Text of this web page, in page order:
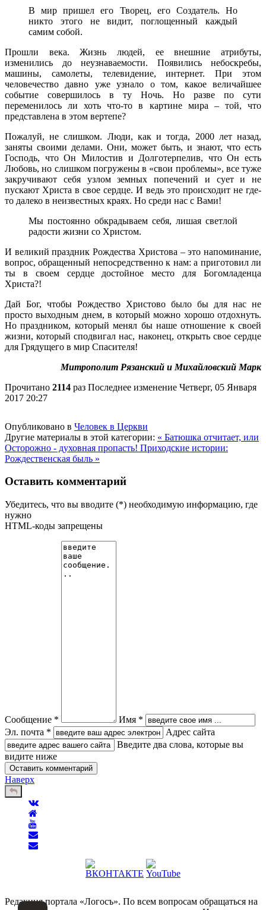
В мир пришел его Творец, его Создатель. Но
никто этого не видит, поглощенный каждый
самим собой.
Прошли века. Жизнь людей, ее внешние атрибуты,
изменились до неузнаваемости. Появились небоскребы,
машины, самолеты, телевидение, интернет. При этом
человечество давно уже узнало о том, какое величайшее
событие совершилось в ту Ночь. Но разве по сути
переменилось ли хоть что-то в картине мира – той, что
представлена в этом вертепе?
Пожалуй, не слишком. Люди, как и тогда, 2000 лет назад,
заняты своими делами. Они, может быть, и знают, что есть
Господь, что Он Милостив и Долготерпелив, что Он есть
Любовь, но слишком погружены в «свои проблемы», все туже
закручивают себя узлом земных попечений и сует и не
пускают Христа в свое сердце. И ведь это происходит не где-
то далеко в неизвестных краях. Но среди нас с Вами!
Мы постоянно обкрадываем себя, лишая светлой
радости жизни со Христом.
И великий праздник Рождества Христова – это напоминание,
вопрос, обращенный непосредственно к нам: а приготовил ли
ты в своем сердце достойное место для Богомладенца
Христа?!
Дай Бог, чтобы Рождество Христово было бы для нас не
просто выходным днем, в который можно хорошо отдохнуть.
Но праздником, который менял бы наше отношение к своей
жизни, который сподвигал нас, наконец, открыть свое сердце
для Грядущего в мир Спасителя!
Митрополит Рязанский и Михайловский Марк
Прочитано 2114 раз Последнее изменение Четверг, 05 Января
2017 20:27
Опубликовано в Человек в Церкви
Другие материалы в этой категории: « Батюшка отчитает, или
Осторожно - духовная пропасть! Приходские истории:
Рождественская быль »
Оставить комментарий
Убедитесь, что вы вводите (*) необходимую информацию, где
нужно
HTML-коды запрещены
Сообщение *
Имя *
Эл. почта *
Адрес сайта
Введите два слова, которые вы
видите ниже
Наверх
Редакция портала «Логосъ». По всем вопросам обращаться на